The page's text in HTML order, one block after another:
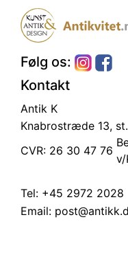
Følg os:
Kontakt
Antik K
Knabrostræde 13, st.
CVR: 26 30 47 76
v/
Tel: +45 2972 2028
Email: